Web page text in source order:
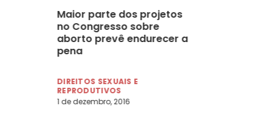
Maior parte dos projetos
no Congresso sobre
aborto prevê endurecer a
pena
DIREITOS SEXUAIS E
REPRODUTIVOS
1 de dezembro, 2016